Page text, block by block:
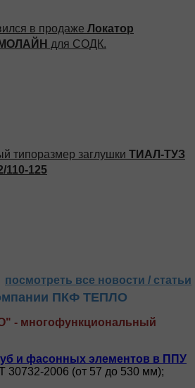
в продаже Локатор
для СОДК.
типоразмер заглушки ТИАЛ-ТУЗ
110-125
посмотреть все новости / статьи
ПКФ ТЕПЛО
- многофункциональный
и фасонных элементов в ППУ
30732-2006 (от 57 до 530 мм);